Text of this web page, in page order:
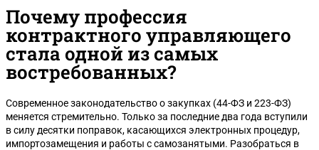
Почему профессия
контрактного управляющего
стала одной из самых
востребованных?
Современное законодательство о закупках (44-ФЗ и 223-ФЗ)
меняется стремительно. Только за последние два года вступили
в силу десятки поправок, касающихся электронных процедур,
импортозамещения и работы с самозанятыми. Разобраться в